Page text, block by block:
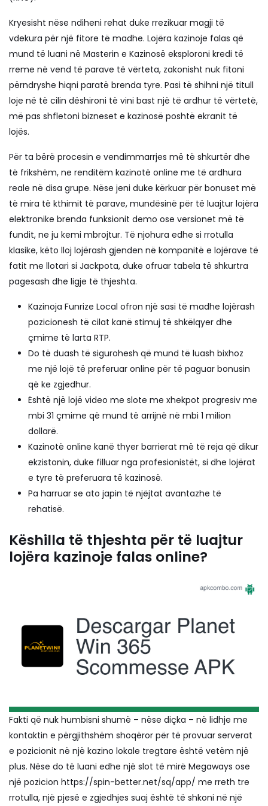
Kryesisht nëse ndiheni rehat duke rrezikuar magji të
vdekura për një fitore të madhe. Lojëra kazinoje falas që
mund të luani në Masterin e Kazinosë eksploroni kredi të
rreme në vend të parave të vërteta, zakonisht nuk fitoni
përndryshe hiqni paratë brenda tyre. Pasi të shihni një titull
loje në të cilin dëshironi të vini bast një të ardhur të vërtetë,
më pas shfletoni bizneset e kazinosë poshtë ekranit të
lojës.
Për ta bërë procesin e vendimmarrjes më të shkurtër dhe
të frikshëm, ne renditëm kazinotë online me të ardhura
reale në disa grupe. Nëse jeni duke kërkuar për bonuset më
të mira të kthimit të parave, mundësinë për të luajtur lojëra
elektronike brenda funksionit demo ose versionet më të
fundit, ne ju kemi mbrojtur. Të njohura edhe si rrotulla
klasike, këto lloj lojërash gjenden në kompanitë e lojërave të
fatit me llotari si Jackpota, duke ofruar tabela të shkurtra
pagesash dhe ligje të thjeshta.
Kazinoja Funrize Local ofron një sasi të madhe lojërash
pozicionesh të cilat kanë stimuj të shkëlqyer dhe
çmime të larta RTP.
Do të duash të sigurohesh që mund të luash bixhoz
me një lojë të preferuar online për të paguar bonusin
që ke zgjedhur.
Është një lojë video me slote me xhekpot progresiv me
mbi 31 çmime që mund të arrijnë në mbi 1 milion
dollarë.
Kazinotë online kanë thyer barrierat më të reja që dikur
ekzistonin, duke filluar nga profesionistët, si dhe lojërat
e tyre të preferuara të kazinosë.
Pa harruar se ato japin të njëjtat avantazhe të
rehatisë.
Këshilla të thjeshta për të luajtur
lojëra kazinoje falas online?
Fakti që nuk humbisni shumë – nëse diçka – në lidhje me
kontaktin e përgjithshëm shoqëror për të provuar serverat
e pozicionit në një kazino lokale tregtare është vetëm një
plus. Nëse do të luani edhe një slot të mirë Megaways ose
një pozicion https://spin-better.net/sq/app/ me rreth tre
rrotulla, një pjesë e zgjedhjes suaj është të shkoni në një